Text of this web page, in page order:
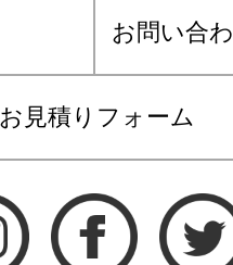
お問い合
お見積りフォーム